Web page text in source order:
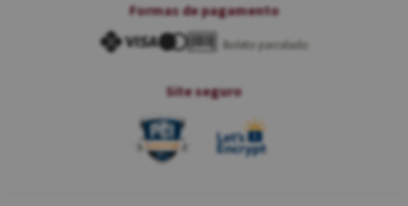
Formas de pagamento
Boleto parcelado
Site seguro